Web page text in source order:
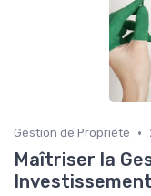
Gestion de Propriété •
Maîtriser la